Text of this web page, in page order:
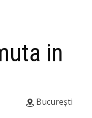
in
București